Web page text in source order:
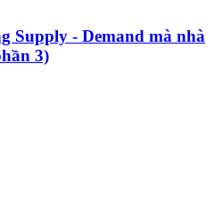
Supply - Demand mà nhà
3)